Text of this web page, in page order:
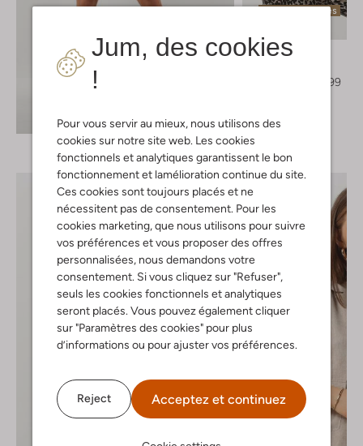
Jum, des cookies
!
Pour vous servir au mieux, nous utilisons des
cookies sur notre site web. Les cookies
fonctionnels et analytiques garantissent le bon
fonctionnement et lamélioration continue du site.
Ces cookies sont toujours placés et ne
nécessitent pas de consentement. Pour les
cookies marketing, que nous utilisons pour suivre
vos préférences et vous proposer des offres
personnalisées, nous demandons votre
consentement. Si vous cliquez sur "Refuser",
seuls les cookies fonctionnels et analytiques
seront placés. Vous pouvez également cliquer
sur "Paramètres des cookies" pour plus
d’informations ou pour ajuster vos préférences.
Reject Acceptez et continuez
Dernières pièces
Harper & Yve
€ 39,99